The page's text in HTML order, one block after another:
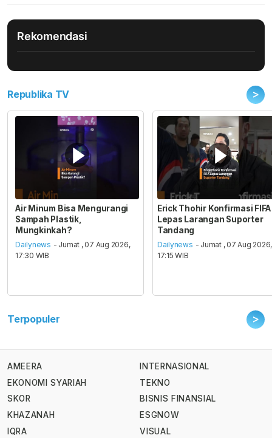
Rekomendasi
Republika TV >
Air Minum Bisa Mengurangi
Sampah Plastik,
Mungkinkah?
Dailynews - Jumat , 07 Aug 2026,
17:30 WIB
Erick Thohir Konfirmasi FIFA
Lepas Larangan Suporter
Tandang
Dailynews - Jumat , 07 Aug 2026,
17:15 WIB
Terpopuler >
AMEERA
EKONOMI SYARIAH
SKOR
KHAZANAH
IQRA
INTERNASIONAL
TEKNO
BISNIS FINANSIAL
ESGNOW
VISUAL